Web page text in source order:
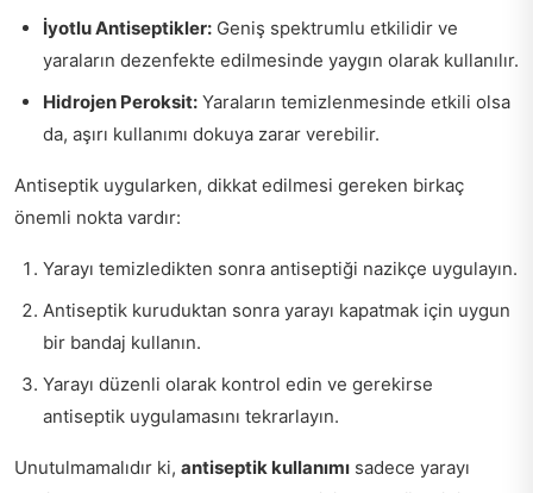
İyotlu Antiseptikler: Geniş spektrumlu etkilidir ve
yaraların dezenfekte edilmesinde yaygın olarak kullanılır.
Hidrojen Peroksit: Yaraların temizlenmesinde etkili olsa
da, aşırı kullanımı dokuya zarar verebilir.
Antiseptik uygularken, dikkat edilmesi gereken birkaç
önemli nokta vardır:
Yarayı temizledikten sonra antiseptiği nazikçe uygulayın.
Antiseptik kuruduktan sonra yarayı kapatmak için uygun
bir bandaj kullanın.
Yarayı düzenli olarak kontrol edin ve gerekirse
antiseptik uygulamasını tekrarlayın.
Unutulmamalıdır ki, antiseptik kullanımı sadece yarayı